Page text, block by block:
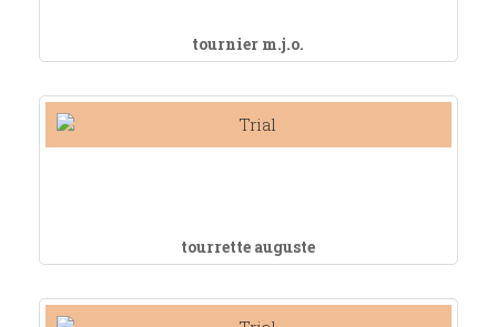
tournier m.j.o.
tourrette auguste